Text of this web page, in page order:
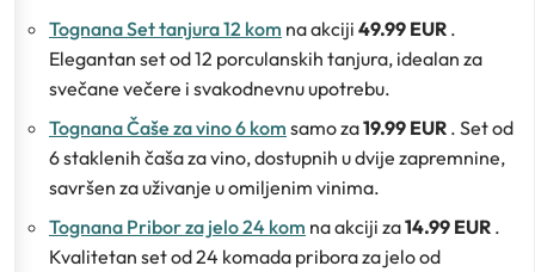
Tognana Set tanjura 12 kom na akciji 49.99 EUR .
Elegantan set od 12 porculanskih tanjura, idealan za
svečane večere i svakodnevnu upotrebu.
Tognana Čaše za vino 6 kom samo za19.99 EUR . Set od
6 staklenih čaša za vino, dostupnih u dvije zapremnine,
savršen za uživanje u omiljenim vinima.
Tognana Pribor za jelo 24 kom na akciji za14.99 EUR .
Kvalitetan set od 24 komada pribora za jelo od